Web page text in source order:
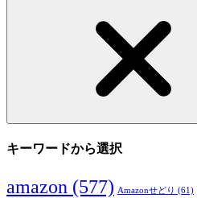
キーワードから選択
amazon (577) Amazonせどり (61)